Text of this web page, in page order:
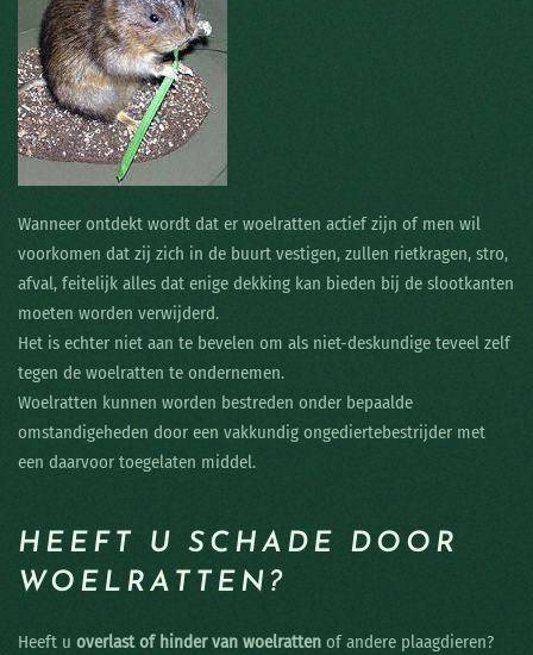
Wanneer ontdekt wordt dat er woelratten actief zijn of men wil
voorkomen dat zij zich in de buurt vestigen, zullen rietkragen, stro,
afval, feitelijk alles dat enige dekking kan bieden bij de slootkanten
moeten worden verwijderd.
Het is echter niet aan te bevelen om als niet-deskundige teveel zelf
tegen de woelratten te ondernemen.
Woelratten kunnen worden bestreden onder bepaalde
omstandigeheden door een vakkundig ongediertebestrijder met
een daarvoor toegelaten middel.
HEEFT U SCHADE DOOR
WOELRATTEN?
Heeft u overlast of hinder van woelratten of andere plaagdieren?